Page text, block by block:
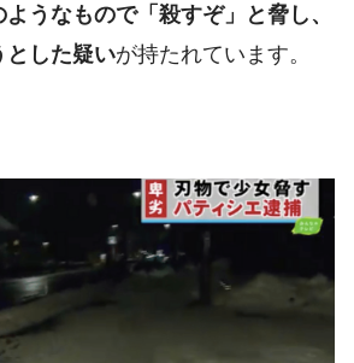
うなもので「殺すぞ」と脅し、
とした疑いが持たれています。